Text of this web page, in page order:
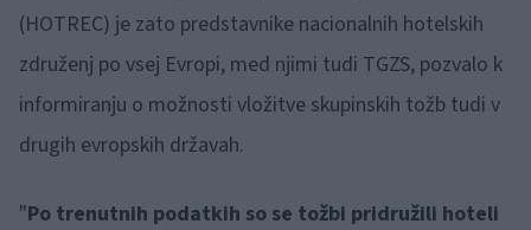
(HOTREC) je zato predstavnike nacionalnih hotelskih
združenj po vsej Evropi, med njimi tudi TGZS, pozvalo k
informiranju o možnosti vložitve skupinskih tožb tudi v
drugih evropskih državah.
"Po trenutnih podatkih so se tožbi pridružili hoteli